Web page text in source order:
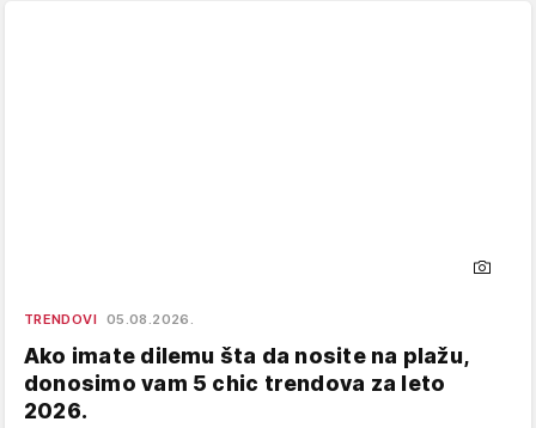
TRENDOVI 05.08.2026.
Ako imate dilemu šta da nosite na plažu,
donosimo vam 5 chic trendova za leto
2026.